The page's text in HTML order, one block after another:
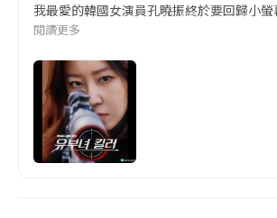
我最愛的韓國女演員孔曉振終於要回歸小
閱讀更多